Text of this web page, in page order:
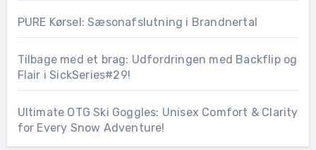
PURE Kørsel: Sæsonafslutning i Brandnertal
Tilbage med et brag: Udfordringen med Backflip og
Flair i SickSeries#29!
Ultimate OTG Ski Goggles: Unisex Comfort & Clarity
for Every Snow Adventure!